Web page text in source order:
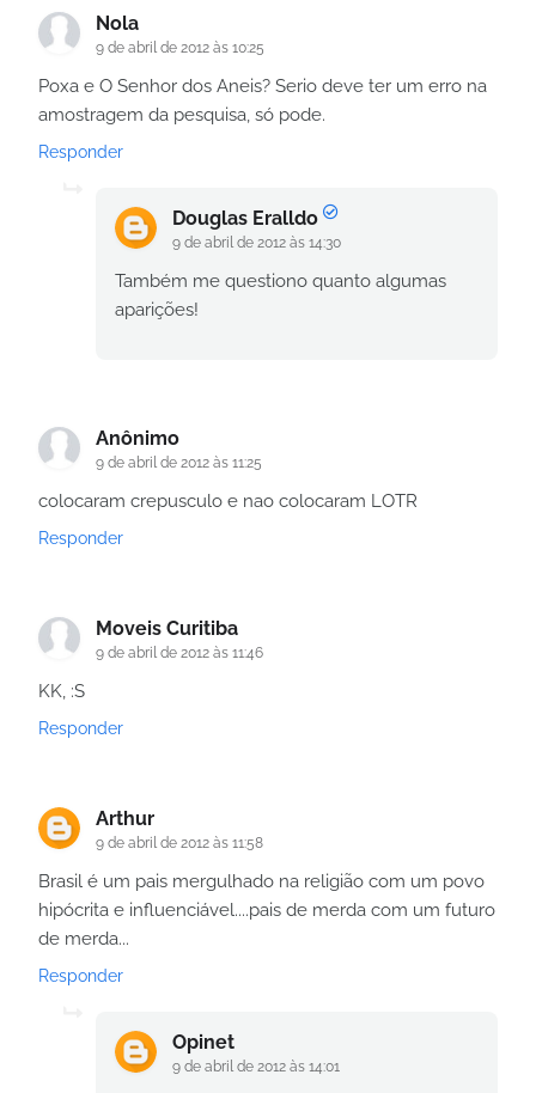
Nola
9 de abril de 2012 às 10:25
Poxa e O Senhor dos Aneis? Serio deve ter um erro na
amostragem da pesquisa, só pode.
Responder
Douglas Eralldo
9 de abril de 2012 às 14:30
Também me questiono quanto algumas
aparições!
Anônimo
9 de abril de 2012 às 11:25
colocaram crepusculo e nao colocaram LOTR
Responder
Moveis Curitiba
9 de abril de 2012 às 11:46
KK, :S
Responder
Arthur
9 de abril de 2012 às 11:58
Brasil é um pais mergulhado na religião com um povo
hipócrita e influenciável....pais de merda com um futuro
de merda...
Responder
Opinet
9 de abril de 2012 às 14:01